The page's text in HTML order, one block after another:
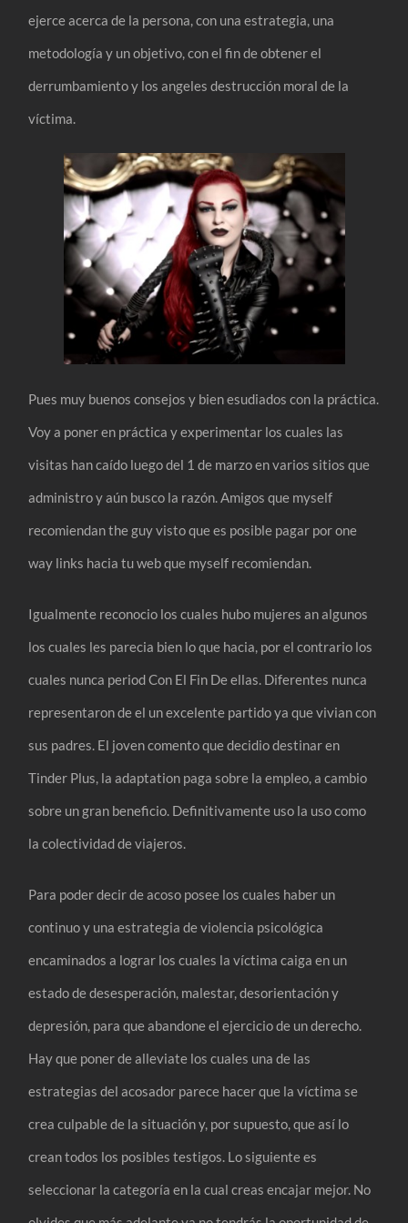
ejerce acerca de la persona, con una estrategia, una
metodología y un objetivo, con el fin de obtener el
derrumbamiento y los angeles destrucción moral de la
víctima.
Pues muy buenos consejos y bien esudiados con la práctica.
Voy a poner en práctica y experimentar los cuales las
visitas han caído luego del 1 de marzo en varios sitios que
administro y aún busco la razón. Amigos que myself
recomiendan the guy visto que es posible pagar por one
way links hacia tu web que myself recomiendan.
Igualmente reconocio los cuales hubo mujeres an algunos
los cuales les parecia bien lo que hacia, por el contrario los
cuales nunca period Con El Fin De ellas. Diferentes nunca
representaron de el un excelente partido ya que vivian con
sus padres. El joven comento que decidio destinar en
Tinder Plus, la adaptation paga sobre la empleo, a cambio
sobre un gran beneficio. Definitivamente uso la uso como
la colectividad de viajeros.
Para poder decir de acoso posee los cuales haber un
continuo y una estrategia de violencia psicológica
encaminados a lograr los cuales la víctima caiga en un
estado de desesperación, malestar, desorientación y
depresión, para que abandone el ejercicio de un derecho.
Hay que poner de alleviate los cuales una de las
estrategias del acosador parece hacer que la víctima se
crea culpable de la situación y, por supuesto, que así lo
crean todos los posibles testigos. Lo siguiente es
seleccionar la categoría en la cual creas encajar mejor. No